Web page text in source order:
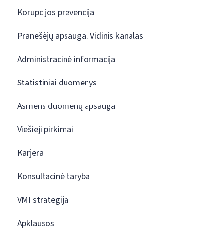
Korupcijos prevencija
Pranešėjų apsauga. Vidinis kanalas
Administracinė informacija
Statistiniai duomenys
Asmens duomenų apsauga
Viešieji pirkimai
Karjera
Konsultacinė taryba
VMI strategija
Apklausos